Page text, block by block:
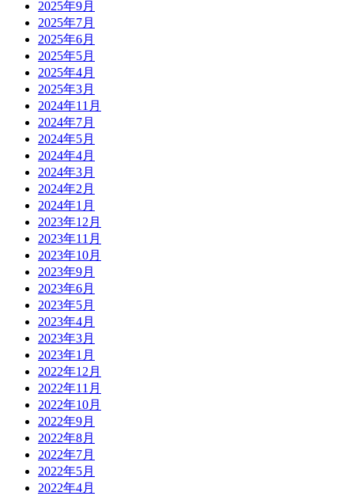
2025年9月
2025年7月
2025年6月
2025年5月
2025年4月
2025年3月
2024年11月
2024年7月
2024年5月
2024年4月
2024年3月
2024年2月
2024年1月
2023年12月
2023年11月
2023年10月
2023年9月
2023年6月
2023年5月
2023年4月
2023年3月
2023年1月
2022年12月
2022年11月
2022年10月
2022年9月
2022年8月
2022年7月
2022年5月
2022年4月